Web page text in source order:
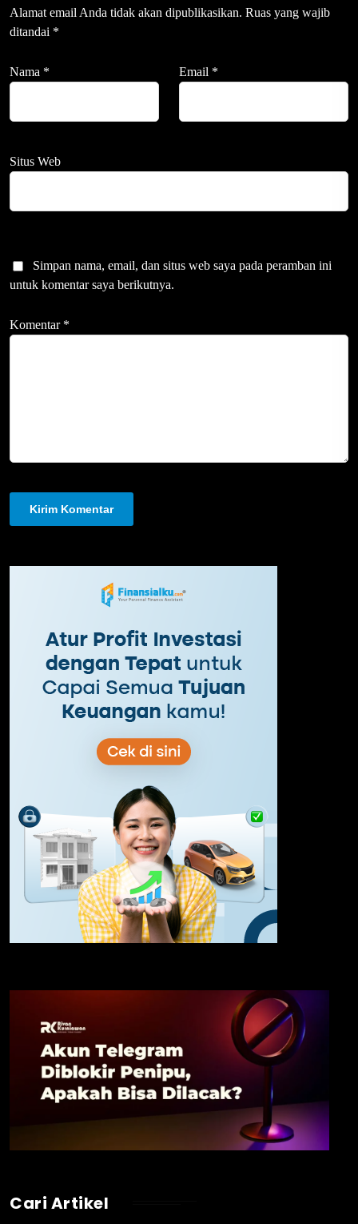
Alamat email Anda tidak akan dipublikasikan. Ruas yang wajib
ditandai *
Nama * Email *
Situs Web
Simpan nama, email, dan situs web saya pada peramban ini
untuk komentar saya berikutnya.
Komentar *
Cari Artikel